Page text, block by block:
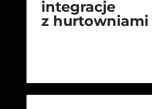
integracje
z hurtowniami